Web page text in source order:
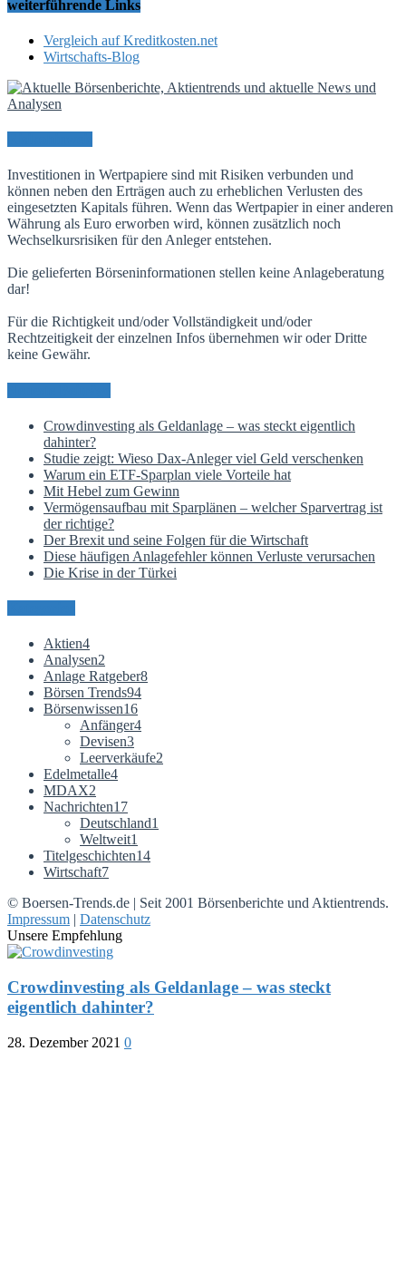
weiterführende Links
Vergleich auf Kreditkosten.net
Wirtschafts-Blog
Investitionen in Wertpapiere sind mit Risiken verbunden und
können neben den Erträgen auch zu erheblichen Verlusten des
eingesetzten Kapitals führen. Wenn das Wertpapier in einer anderen
Währung als Euro erworben wird, können zusätzlich noch
Wechselkursrisiken für den Anleger entstehen.
Die gelieferten Börseninformationen stellen keine Anlageberatung
dar!
Für die Richtigkeit und/oder Vollständigkeit und/oder
Rechtzeitigkeit der einzelnen Infos übernehmen wir oder Dritte
keine Gewähr.
Crowdinvesting als Geldanlage – was steckt eigentlich
dahinter?
Studie zeigt: Wieso Dax-Anleger viel Geld verschenken
Warum ein ETF-Sparplan viele Vorteile hat
Mit Hebel zum Gewinn
Vermögensaufbau mit Sparplänen – welcher Sparvertrag ist
der richtige?
Der Brexit und seine Folgen für die Wirtschaft
Diese häufigen Anlagefehler können Verluste verursachen
Die Krise in der Türkei
Aktien4
Analysen2
Anlage Ratgeber8
Börsen Trends94
Börsenwissen16
Anfänger4
Devisen3
Leerverkäufe2
Edelmetalle4
MDAX2
Nachrichten17
Deutschland1
Weltweit1
Titelgeschichten14
Wirtschaft7
© Boersen-Trends.de | Seit 2001 Börsenberichte und Aktientrends.
Impressum
Datenschutz
Unsere Empfehlung
Crowdinvesting als Geldanlage – was steckt
eigentlich dahinter?
28. Dezember 2021 0